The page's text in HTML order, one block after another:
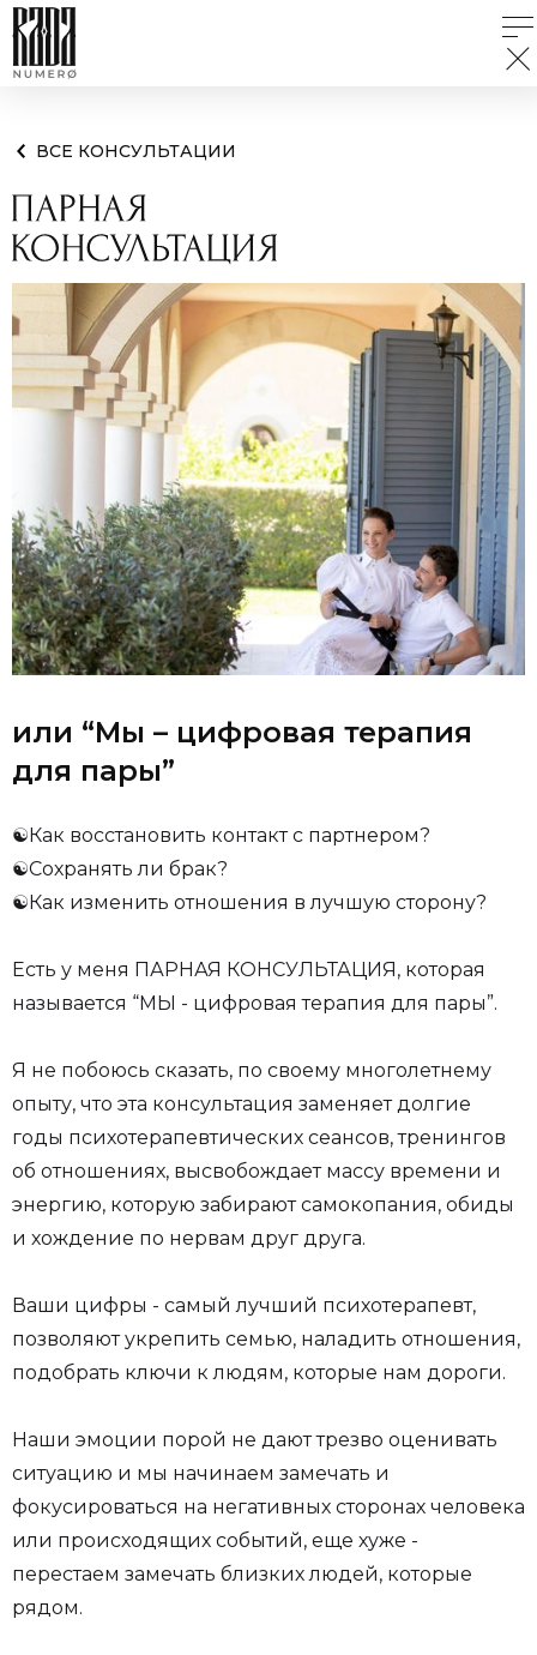
ВСЕ КОНСУЛЬТАЦИИ
или “Мы – цифровая терапия
для пары”
️☯Как восстановить контакт с партнером?
️☯Сохранять ли брак?
️️☯Как изменить отношения в лучшую сторону?
Есть у меня ПАРНАЯ КОНСУЛЬТАЦИЯ, которая
называется “МЫ - цифровая терапия для пары”.
Я не побоюсь сказать, по своему многолетнему
опыту, что эта консультация заменяет долгие
годы психотерапевтических сеансов, тренингов
об отношениях, высвобождает массу времени и
энергию, которую забирают самокопания, обиды
и хождение по нервам друг друга.
Ваши цифры - самый лучший психотерапевт,
позволяют укрепить семью, наладить отношения,
подобрать ключи к людям, которые нам дороги.
Наши эмоции порой не дают трезво оценивать
ситуацию и мы начинаем замечать и
фокусироваться на негативных сторонах человека
или происходящих событий, еще хуже -
перестаем замечать близких людей, которые
рядом.